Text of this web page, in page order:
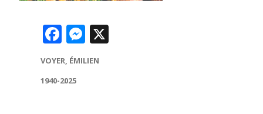
Facebook
Messenger
VOYER, ÉMILIEN
1940-2025